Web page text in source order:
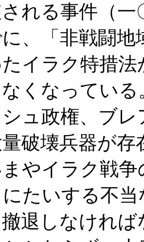
れる事件（
、「非戦闘地
イラク特措
くなっている
ュ政権、ブレ
量破壊兵器が
やイラク戦
たいする不
退しなければ